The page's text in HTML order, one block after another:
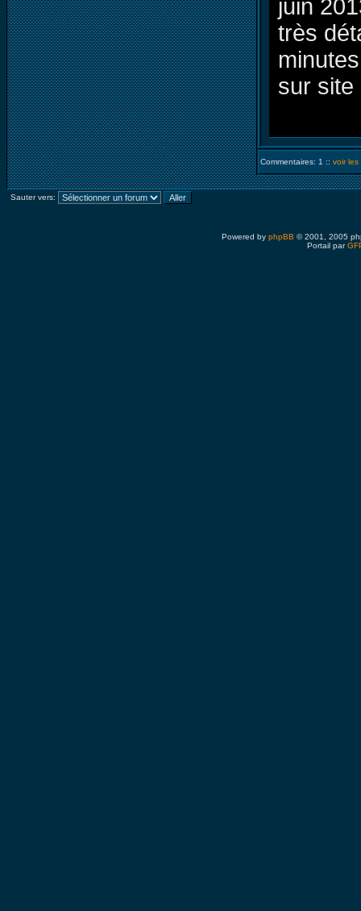
juin
très
sur site
Commentaires: 1 :: voir les
Sauter vers:
Powered by phpBB © 2001, 2005
Portail par